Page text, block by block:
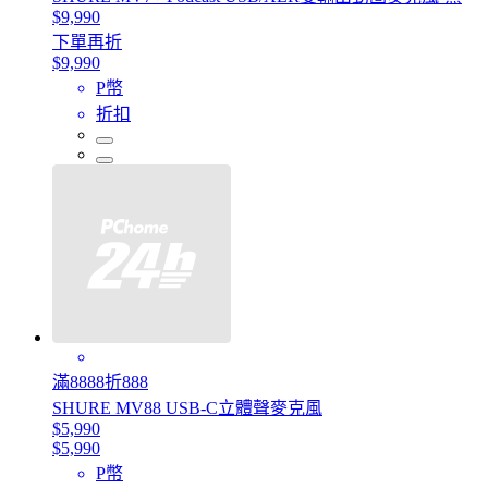
$9,990
下單再折
$9,990
P幣
折扣
滿8888折888
SHURE MV88 USB-C立體聲麥克風
$5,990
$5,990
P幣